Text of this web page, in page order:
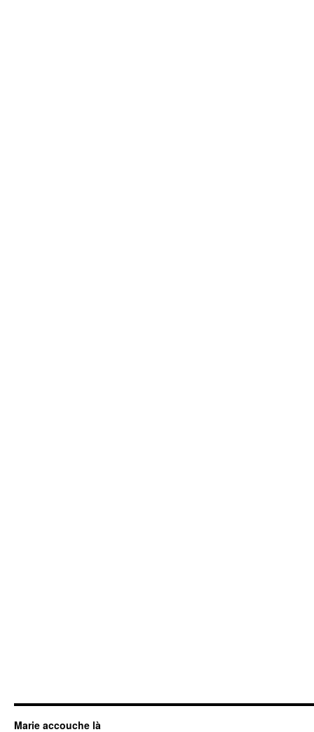
Marie accouche là